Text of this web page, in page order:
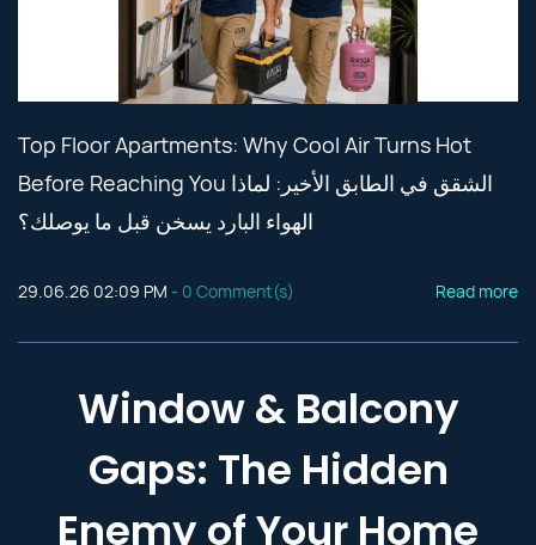
Top Floor Apartments: Why Cool Air Turns Hot
Before Reaching You الشقق في الطابق الأخير: لماذا
الهواء البارد يسخن قبل ما يوصلك؟
29.06.26 02:09 PM - 0 Comment(s) Read more
Window & Balcony
Gaps: The Hidden
Enemy of Your Home